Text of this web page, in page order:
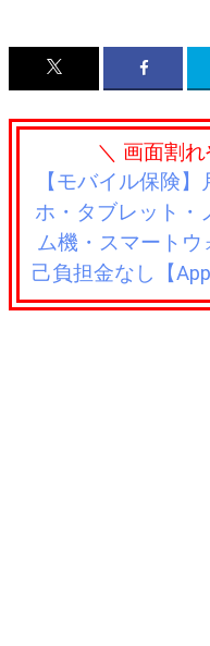
＼ 画面割
【モバイル保険
ホ・タブレット・
ム機・スマートウ
己負担金なし【